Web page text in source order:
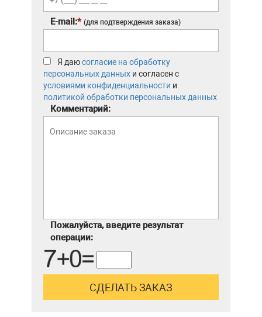
E-mail:* (для подтверждения заказа)
Я даюсогласие на обработку
персональных данных и согласен с
условиями конфиденциальности и
политикой обработки персональных данных
Комментарий:
Пожалуйста, введите результат
операции: